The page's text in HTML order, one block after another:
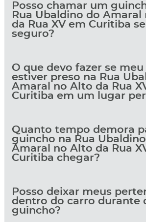
Posso chamar um
Rua Ubaldino do Amaral
da Rua XV em Curitiba
seguro?
O que devo fazer se
estiver preso na Rua
Amaral no Alto da Rua
Curitiba em um lugar
Quanto tempo demora
guincho na Rua
Amaral no Alto da Rua
Curitiba chegar?
Posso deixar meus
dentro do carro durante
guincho?